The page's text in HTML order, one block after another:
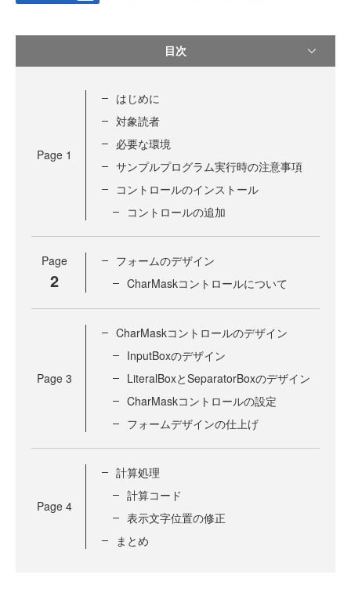
目次
Page 1
はじめに
対象読者
必要な環境
サンプルプログラム実行時の注意事項
コントロールのインストール
コントロールの追加
Page
2
フォームのデザイン
CharMaskコントロールについて
Page 3
CharMaskコントロールのデザイン
InputBoxのデザイン
LiteralBoxとSeparatorBoxのデザイン
CharMaskコントロールの設定
フォームデザインの仕上げ
Page 4
計算処理
計算コード
表示文字位置の修正
まとめ